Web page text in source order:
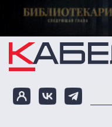
Перейти к основному